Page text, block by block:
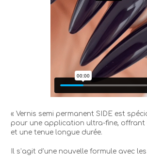
« Vernis semi permanent SIDE est
pour une application ultra-fine, offrant
et une tenue longue durée.
Il s’agit d’une nouvelle formule avec